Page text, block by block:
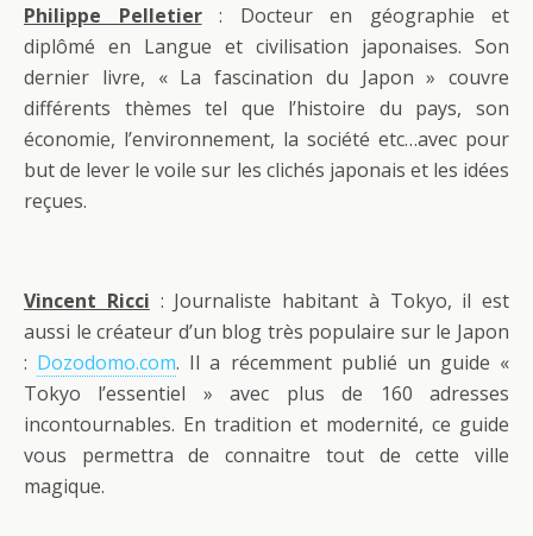
Philippe Pelletier: Docteur en géographie et
diplômé en Langue et civilisation japonaises. Son
dernier livre, « La fascination du Japon » couvre
différents thèmes tel que l’histoire du pays, son
économie, l’environnement, la société etc…avec pour
but de lever le voile sur les clichés japonais et les idées
reçues.
Vincent Ricci : Journaliste habitant à Tokyo, il est
aussi le créateur d’un blog très populaire sur le Japon
: Dozodomo.com. Il a récemment publié un guide «
Tokyo l’essentiel » avec plus de 160 adresses
incontournables. En tradition et modernité, ce guide
vous permettra de connaitre tout de cette ville
magique.